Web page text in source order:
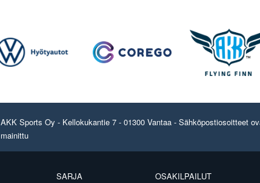
AKK Sports Oy - Kellokukantie 7 - 01300 Vantaa - Sähköpostiosoitteet
mainittu
SARJA
OSAKILPAILUT